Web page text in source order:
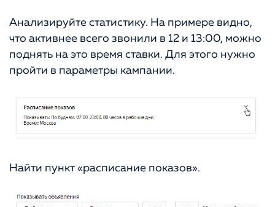
Анализируйте статистику. На примере видно,
что активнее всего звонили в 12 и 13:00, можно
поднять на это время ставки. Для этого нужно
пройти в параметры кампании.
Найти пункт «расписание показов».